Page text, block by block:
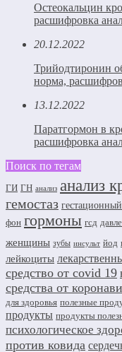
Остеокальцин
расшифровка
20.12.2022
Трийодтиронин
норма,
13.12.2022
Паратгормон в
расшифровка
Поиск по тегам
ГИ ГН анализ анализ
гемостаз
фон гормоны гсд
женщины зубы инсульт йод
лейкоциты
средство от covid 19
средства от
для здоровья полезные
продукты продукты
психологическое
против ковида